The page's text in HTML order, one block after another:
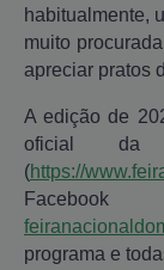
habitualmente,
muito
apreciar pratos
A edição de
oficial da
(https://
programa e